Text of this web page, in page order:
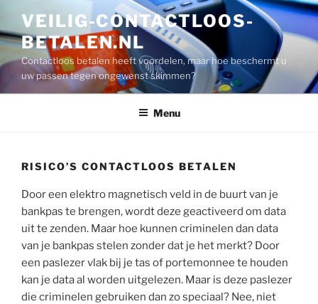
de
inhoud
VEILIG-CONTACTLOOS-
BETALEN.NL
Contactloos betalen heeft voordelen, maar hoe beschermt u
uw passen tegen ongewenst skimmen?
Menu
RISICO’S CONTACTLOOS BETALEN
Door een elektro magnetisch veld in de buurt van je
bankpas te brengen, wordt deze geactiveerd om data
uit te zenden. Maar hoe kunnen criminelen dan data
van je bankpas stelen zonder dat je het merkt? Door
een paslezer vlak bij je tas of portemonnee te houden
kan je data al worden uitgelezen. Maar is deze paslezer
die criminelen gebruiken dan zo speciaal? Nee, niet